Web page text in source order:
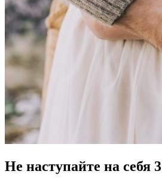
Не наступайте на себя 3